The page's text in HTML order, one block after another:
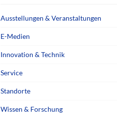
Ausstellungen & Veranstaltungen
E-Medien
Innovation & Technik
Service
Standorte
Wissen & Forschung